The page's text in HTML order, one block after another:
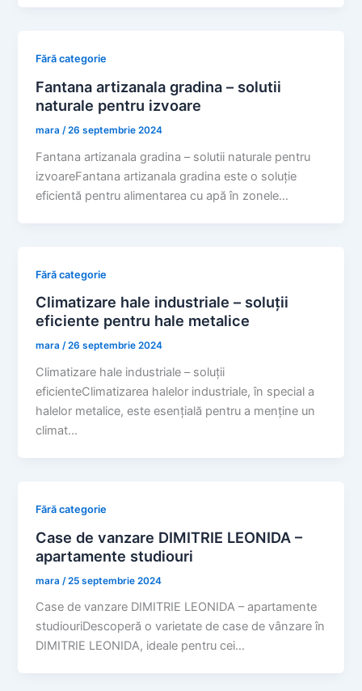
Fără categorie
Fantana artizanala gradina – solutii
naturale pentru izvoare
mara /26 septembrie 2024
Fantana artizanala gradina – solutii naturale pentru
izvoareFantana artizanala gradina este o soluție
eficientă pentru alimentarea cu apă în zonele…
Fără categorie
Climatizare hale industriale – soluții
eficiente pentru hale metalice
mara/26 septembrie 2024
Climatizare hale industriale – soluții
eficienteClimatizarea halelor industriale, în special a
halelor metalice, este esențială pentru a menține un
climat…
Fără categorie
Case de vanzare DIMITRIE LEONIDA –
apartamente studiouri
mara /25 septembrie 2024
Case de vanzare DIMITRIE LEONIDA – apartamente
studiouriDescoperă o varietate de case de vânzare în
DIMITRIE LEONIDA, ideale pentru cei…